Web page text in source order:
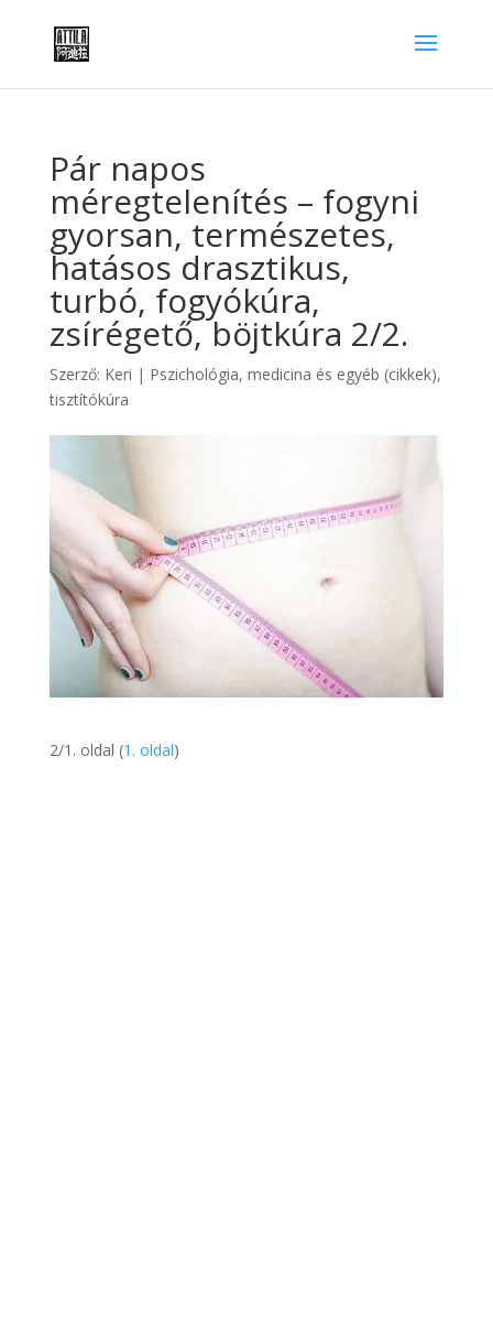
Pár napos
méregtelenítés – fogyni
gyorsan, természetes,
hatásos drasztikus,
turbó, fogyókúra,
zsírégető, böjtkúra 2/2.
Szerző: Keri | Pszichológia, medicina és egyéb (cikkek),
tisztítókúra
2/1. oldal (1. oldal)